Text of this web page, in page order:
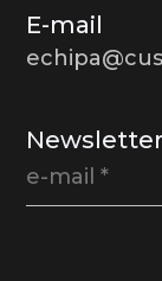
E-mail
Newsletter